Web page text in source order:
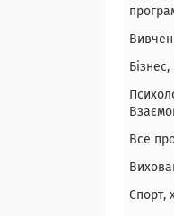
Все
Спорт,